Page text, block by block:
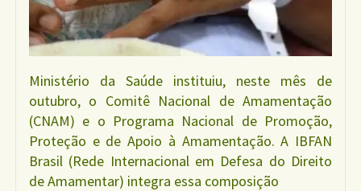
Ministério da Saúde instituiu, neste mês de
outubro, o Comitê Nacional de Amamentação
(CNAM) e o Programa Nacional de Promoção,
Proteção e de Apoio à Amamentação. A IBFAN
Brasil (Rede Internacional em Defesa do Direito
de Amamentar) integra essa composição